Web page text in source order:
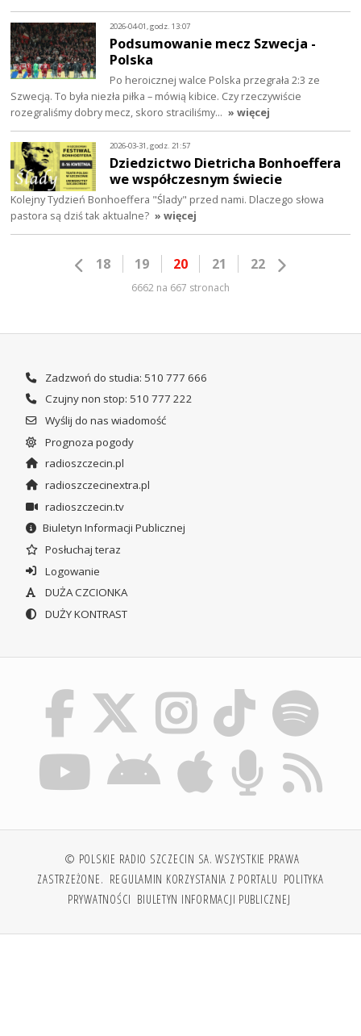
2026-04-01, godz. 13:07
Podsumowanie mecz Szwecja -
Polska
Po heroicznej walce Polska przegrała 2:3 ze
Szwecją. To była niezła piłka – mówią kibice. Czy rzeczywiście
rozegraliśmy dobry mecz, skoro straciliśmy… » więcej
2026-03-31, godz. 21:57
Dziedzictwo Dietricha Bonhoeffera
we współczesnym świecie
Kolejny Tydzień Bonhoeffera "Ślady" przed nami. Dlaczego słowa
pastora są dziś tak aktualne? » więcej
18 19 20 21 22
6662 na 667 stronach
Zadzwoń do studia: 510 777 666
Czujny non stop: 510 777 222
Wyślij do nas wiadomość
Prognoza pogody
radioszczecin.pl
radioszczecinextra.pl
radioszczecin.tv
Biuletyn Informacji Publicznej
Posłuchaj teraz
Logowanie
DUŻA CZCIONKA
DUŻY KONTRAST
© POLSKIE RADIO SZCZECIN SA. WSZYSTKIE PRAWA
ZASTRZEŻONE. REGULAMIN KORZYSTANIA Z PORTALU POLITYKA
PRYWATNOŚCI BIULETYN INFORMACJI PUBLICZNEJ